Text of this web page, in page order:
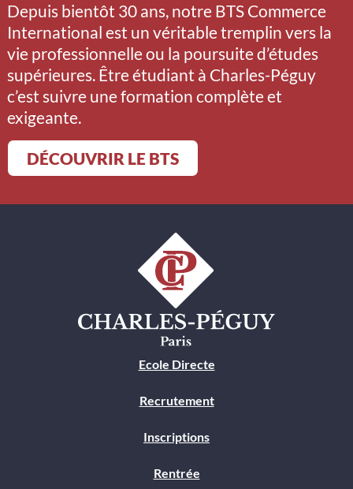
Depuis bientôt 30 ans, notre BTS Commerce
International est un véritable tremplin vers la
vie professionnelle ou la poursuite d’études
supérieures. Être étudiant à Charles-Péguy
c’est suivre une formation complète et
exigeante.
DÉCOUVRIR LE BTS
Ecole Directe
Recrutement
Inscriptions
Rentrée